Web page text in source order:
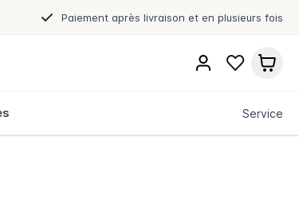
Paiement après livraison et en plusieurs fois
Service